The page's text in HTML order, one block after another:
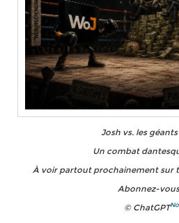
Josh vs. les
Un combat
À voir partout prochainement sur
Abonnez-
© ChatGPT